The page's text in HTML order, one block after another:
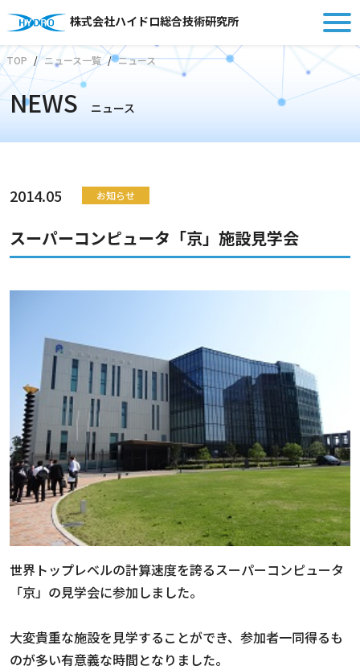
株式会社ハイドロ総合技術研究所
TOP ニュース一覧 ニュース
NEWS ニュース
2014.05 お知らせ
スーパーコンピュータ「京」施設見学会
世界トップレベルの計算速度を誇るスーパーコンピュータ
「京」の見学会に参加しました。
大変貴重な施設を見学することができ、参加者一同得るも
のが多い有意義な時間となりました。